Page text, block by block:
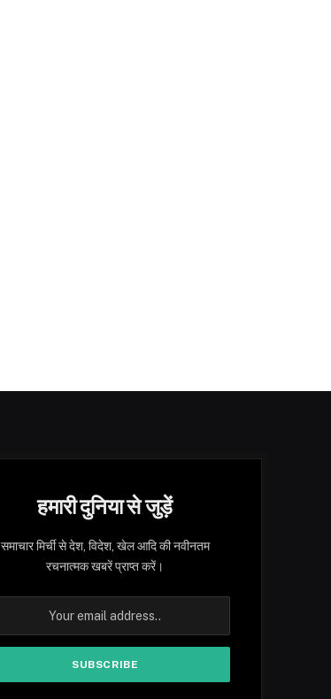
हमारी दुनिया से जुड़ें
समाचार मिर्ची से देश, विदेश, खेल आदि की नवीनतम
रचनात्मक खबरें प्राप्त करें।